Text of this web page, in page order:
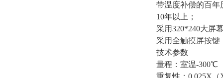
带温度补偿的百年
10年以上；
采用320*240大屏
采用全触摸屏按键
技术参数
量程：室温-300℃
重复性：0.025X